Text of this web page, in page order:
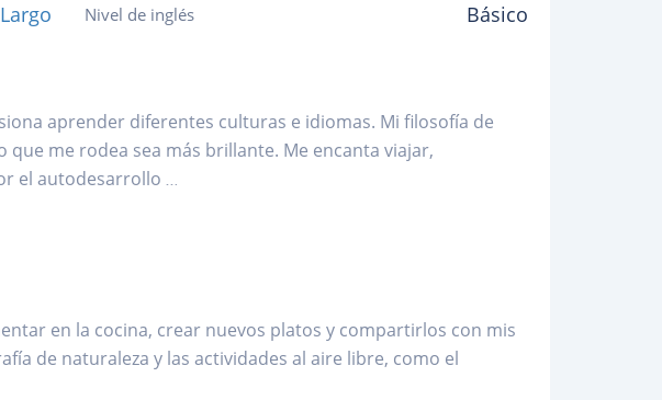
Largo Nivel de inglés Básico
aprender diferentes culturas e idiomas. Mi filosofía de
me rodea sea más brillante. Me encanta viajar,
el autodesarrollo ...
en la cocina, crear nuevos platos y compartirlos con mis
de naturaleza y las actividades al aire libre, como el